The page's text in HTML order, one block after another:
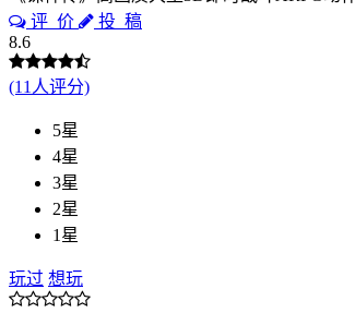
评 价
投 稿
8.6
(11人评分)
5星
4星
3星
2星
1星
玩过 想玩